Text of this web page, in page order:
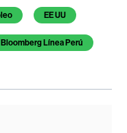
EE UU
Bloomberg Línea Perú